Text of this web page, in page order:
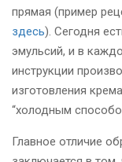
прямая (пример
здесь). Сегодня
эмульсий, и в
инструкции
изготовления
“холодным
Главное отличие